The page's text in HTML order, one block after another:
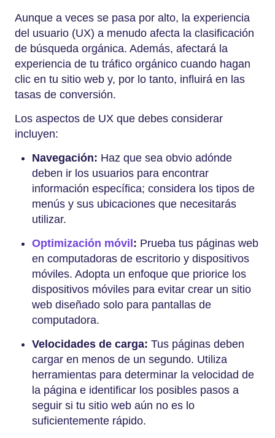
Aunque a veces se pasa por alto, la experiencia
del usuario (UX) a menudo afecta la clasificación
de búsqueda orgánica. Además, afectará la
experiencia de tu tráfico orgánico cuando hagan
clic en tu sitio web y, por lo tanto, influirá en las
tasas de conversión.
Los aspectos de UX que debes considerar
incluyen:
Navegación: Haz que sea obvio adónde
deben ir los usuarios para encontrar
información específica; considera los tipos de
menús y sus ubicaciones que necesitarás
utilizar.
Optimización móvil : Prueba tus páginas web
en computadoras de escritorio y dispositivos
móviles. Adopta un enfoque que priorice los
dispositivos móviles para evitar crear un sitio
web diseñado solo para pantallas de
computadora.
Velocidades de carga: Tus páginas deben
cargar en menos de un segundo. Utiliza
herramientas para determinar la velocidad de
la página e identificar los posibles pasos a
seguir si tu sitio web aún no es lo
suficientemente rápido.